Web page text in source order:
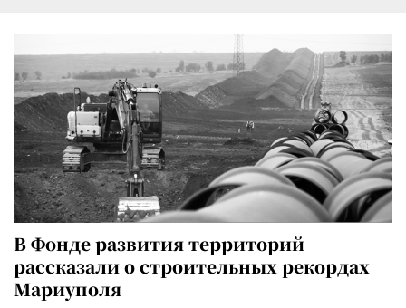
В Фонде развития территорий
рассказали о строительных рекордах
Мариуполя